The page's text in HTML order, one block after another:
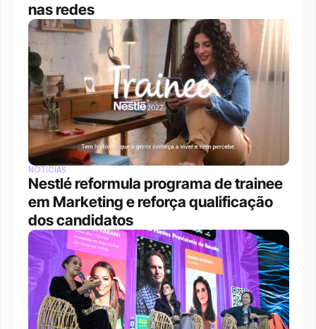
nas redes
NOTÍCIAS
Nestlé reformula programa de trainee
em Marketing e reforça qualificação
dos candidatos